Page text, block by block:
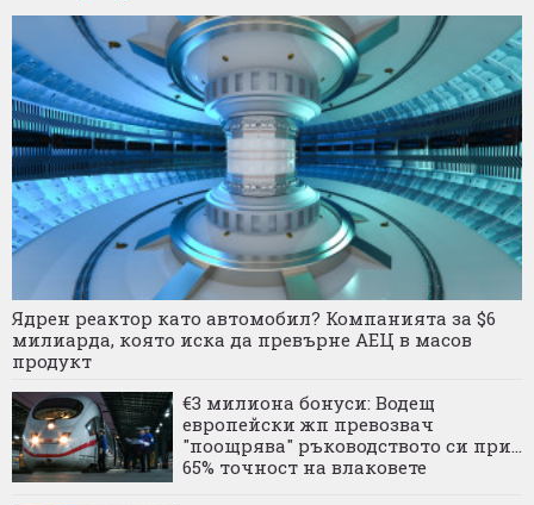
Ядрен реактор като автомобил? Компанията за $6
милиарда, която иска да превърне АЕЦ в масов
продукт
€3 милиона бонуси: Водещ
европейски жп превозвач
"поощрява" ръководството си при...
65% точност на влаковете